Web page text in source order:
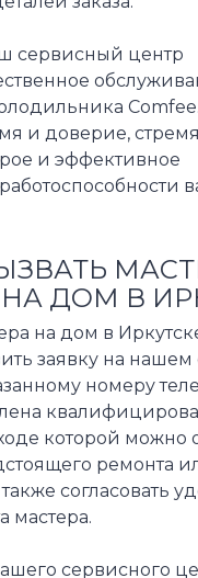
сервисный центр
и доверие,
и эффективное
ДОМ В
на дом в
заявку на нашем
номеру
которой можно
ремонта
согласовать
мастера.
сервисного